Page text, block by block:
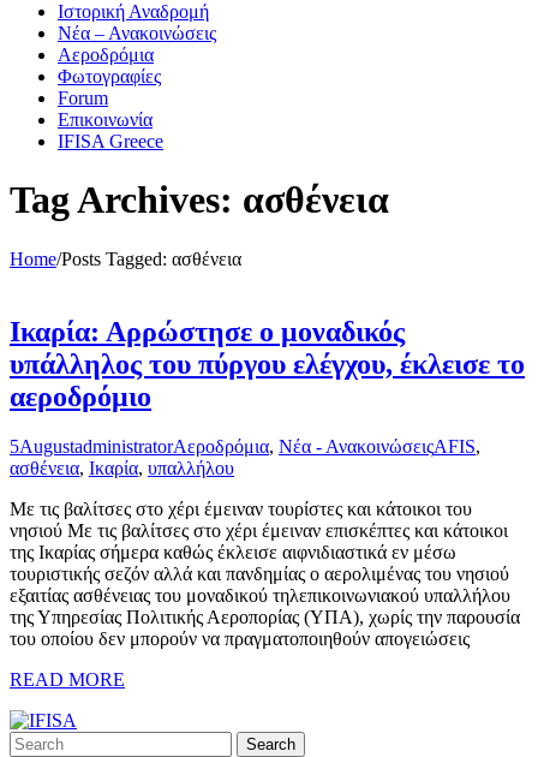
Ιστορική Αναδρομή
Νέα – Ανακοινώσεις
Αεροδρόμια
Φωτογραφίες
Forum
Επικοινωνία
IFISA Greece
Tag Archives: ασθένεια
Home/Posts Tagged: ασθένεια
Ικαρία: Αρρώστησε ο μοναδικός
υπάλληλος του πύργου ελέγχου, έκλεισε το
αεροδρόμιο
5AugustadministratorΑεροδρόμια, Νέα - ΑνακοινώσειςAFIS,
ασθένεια, Ικαρία, υπαλλήλου
Με τις βαλίτσες στο χέρι έμειναν τουρίστες και κάτοικοι του
νησιού Με τις βαλίτσες στο χέρι έμειναν επισκέπτες και κάτοικοι
της Ικαρίας σήμερα καθώς έκλεισε αιφνιδιαστικά εν μέσω
τουριστικής σεζόν αλλά και πανδημίας ο αερολιμένας του νησιού
εξαιτίας ασθένειας του μοναδικού τηλεπικοινωνιακού υπαλλήλου
της Υπηρεσίας Πολιτικής Αεροπορίας (ΥΠΑ), χωρίς την παρουσία
του οποίου δεν μπορούν να πραγματοποιηθούν απογειώσεις
READ MORE